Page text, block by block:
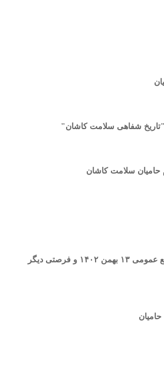
شفاهی سلامت کاشان"
حامیان سلامت کاشان، مجمع عمومی ۱۳ بهمن ۱۴۰۲ و فرصتی دیگر